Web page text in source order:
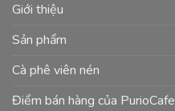
Giới thiệu
Sản phẩm
Cà phê viên nén
Điểm bán hàng của PurioCafe